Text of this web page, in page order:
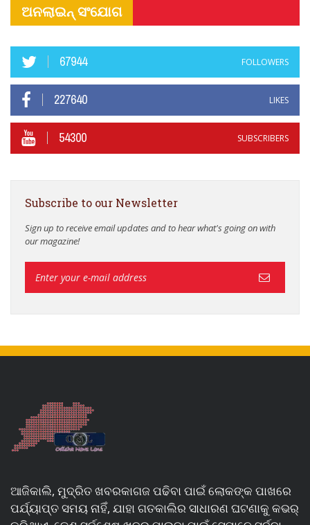
ଅନଲାଇନ୍ ସଂଯୋଗ
67944 FOLLOWERS
227640 LIKES
54300 SUBSCRIBERS
Subscribe to our Newsletter
Sign up to receive email updates and to hear what's going on with
our magazine!
ଆଜିକାଲି, ମୁଦ୍ରିତ ଖବରକାଗଜ ପଢିବା ପାଇଁ ଲୋକଙ୍କ ପାଖରେ
ପର୍ଯ୍ୟାପ୍ତ ସମୟ ନାହିଁ, ଯାହା ଗତକାଲିର ସାଧାରଣ ଘଟଣାକୁ କଭର୍